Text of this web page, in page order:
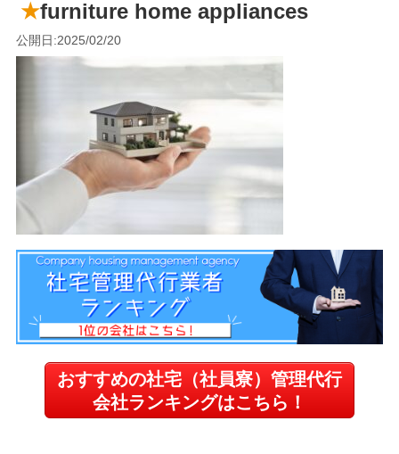
furniture home appliances
公開日:2025/02/20
おすすめの社宅（社員寮）管理代行
会社ランキングはこちら！